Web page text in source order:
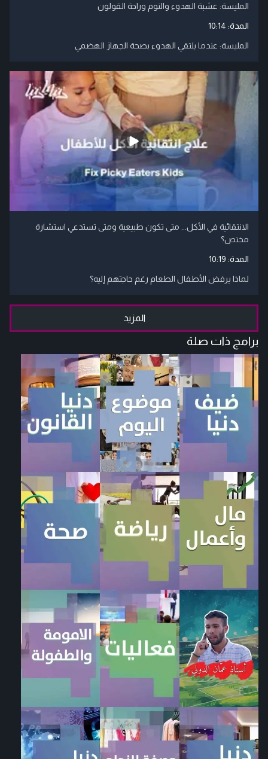
المليسة: عشبة الهدوء والنوم وراحة القولون
المدة: 10:14
المليسة: عندما يلتقي الهدوء بصحة الجهاز الهضمي
الانتقائية في الأكل... متى تكون طبيعية ومتى تستدعي استشارة
مختص؟
المدة: 10:19
لماذا يرفض الأطفال الطعام رغم حاجتهم إليه؟
المزيد
برامج ذات صلة